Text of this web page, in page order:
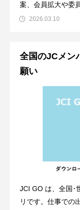
案、会員拡大や委
動に必要な情報を
活動の中で「まず
2026.03.10
全国のJCメン
願い
JCI GO は、全国･
リです。仕事での